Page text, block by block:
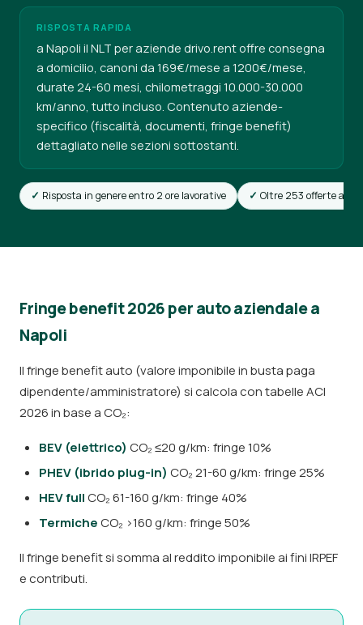
RISPOSTA RAPIDA
a Napoli il NLT per aziende drivo.rent offre consegna
a domicilio, canoni da 169€/mese a 1200€/mese,
durate 24-60 mesi, chilometraggi 10.000-30.000
km/anno, tutto incluso. Contenuto aziende-
specifico (fiscalità, documenti, fringe benefit)
dettagliato nelle sezioni sottostanti.
Risposta in genere entro 2 ore lavorative Oltre 253 offerte attive
Fringe benefit 2026 per auto aziendale a
Napoli
Il fringe benefit auto (valore imponibile in busta paga
dipendente/amministratore) si calcola con tabelle ACI
2026 in base a CO₂:
BEV (elettrico) CO₂ ≤20 g/km: fringe 10%
PHEV (ibrido plug-in) CO₂ 21-60 g/km: fringe 25%
HEV fullCO₂ 61-160 g/km: fringe 40%
TermicheCO₂ >160 g/km: fringe 50%
Il fringe benefit si somma al reddito imponibile ai fini IRPEF
e contributi.